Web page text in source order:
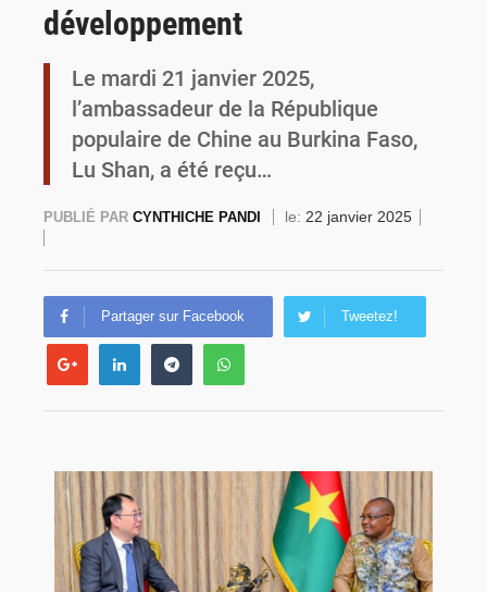
développement
Le mardi 21 janvier 2025,
l’ambassadeur de la République
populaire de Chine au Burkina Faso,
Lu Shan, a été reçu…
PUBLIÉ PAR CYNTHICHE PANDI le: 22 janvier 2025
Partager sur Facebook Tweetez!